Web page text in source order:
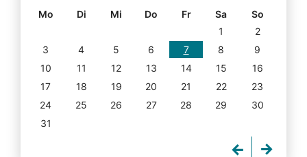
Mo Di Mi Do Fr Sa
So
1
2
3
4 5 6 7 8
9
10
11 12 13 14 15
16
17
18 19 20 21 22
23
24
25 26 27 28 29
30
31